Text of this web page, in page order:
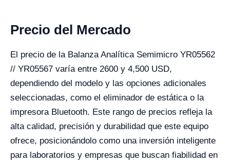
Precio del Mercado
El precio de la Balanza Analítica Semimicro YR05562
// YR05567 varía entre 2600 y 4,500 USD,
dependiendo del modelo y las opciones adicionales
seleccionadas, como el eliminador de estática o la
impresora Bluetooth. Este rango de precios refleja la
alta calidad, precisión y durabilidad que este equipo
ofrece, posicionándolo como una inversión inteligente
para laboratorios y empresas que buscan fiabilidad en